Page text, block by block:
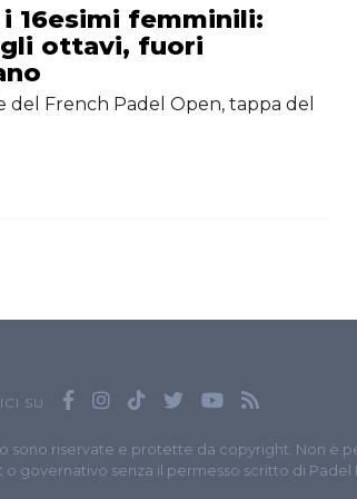
16esimi femminili:
ottavi, fuori
del French Padel Open, tappa del
SU
sono riservate e protette da copyright. Non è
governativo senza il permesso scritto di Padel